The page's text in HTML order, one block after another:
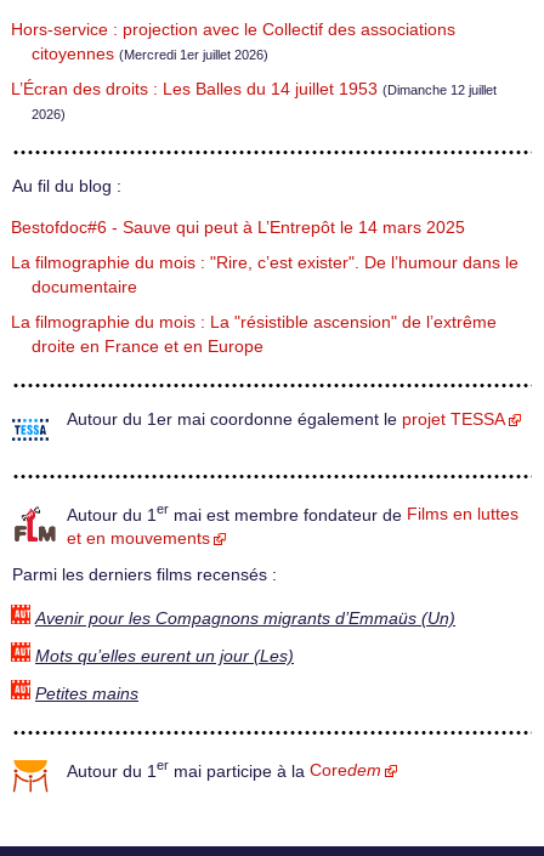
Hors-service : projection avec le Collectif des associations
citoyennes (Mercredi 1er juillet 2026)
L’Écran des droits : Les Balles du 14 juillet 1953 (Dimanche 12 juillet
2026)
Au fil du blog :
Bestofdoc#6 - Sauve qui peut à L’Entrepôt le 14 mars 2025
La filmographie du mois : "Rire, c’est exister". De l’humour dans le
documentaire
La filmographie du mois : La "résistible ascension" de l’extrême
droite en France et en Europe
Autour du 1er mai coordonne également le projet TESSA
Autour du 1 er mai est membre fondateur de Films en luttes
et en mouvements
Parmi les derniers films recensés :
Avenir pour les Compagnons migrants d’Emmaüs (Un)
Mots qu’elles eurent un jour (Les)
Petites mains
Autour du 1 er mai participe à la Coredem